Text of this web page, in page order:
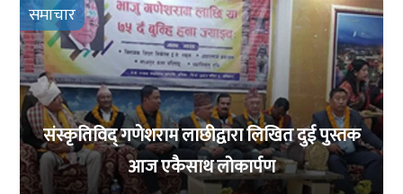
समाचार
संस्कृतिविद् गणेशराम लाछीद्वारा लिखित दुई पुस्तक
आज एकैसाथ लोकार्पण